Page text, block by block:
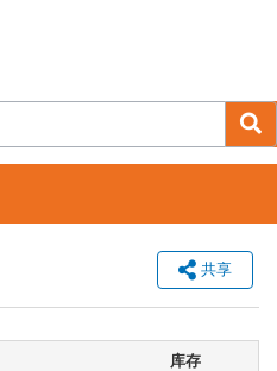
共享
库存